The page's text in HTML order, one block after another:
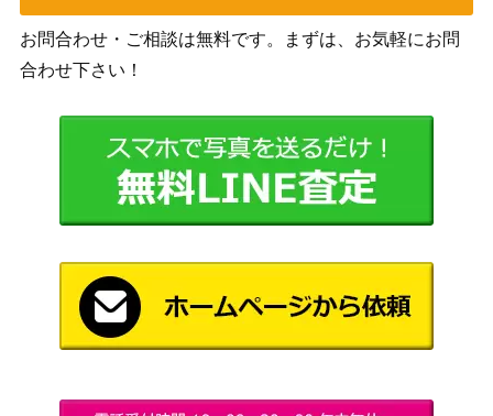
お問合わせ・ご相談は無料です。まずは、お気軽にお問
合わせ下さい！